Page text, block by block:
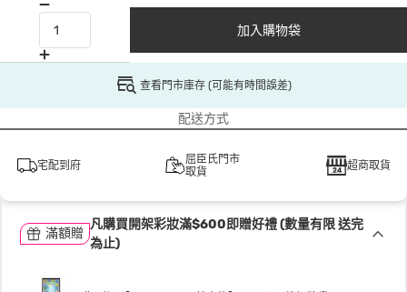
加入購物袋
查看門市庫存 (可能有時間誤差)
配送方式
宅配到府
屈臣氏門市
取貨
超商取貨
滿額贈
凡購買開架彩妝滿$600即贈好禮 (數量有限 送完
為止)